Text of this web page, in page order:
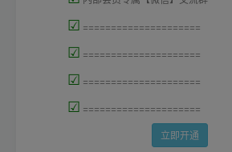
☑ =====================
☑ =====================
☑ =====================
☑ =====================
立即开通